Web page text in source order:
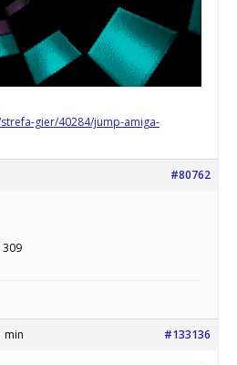
gier/40284/jump-amiga-
#80762
min #133136